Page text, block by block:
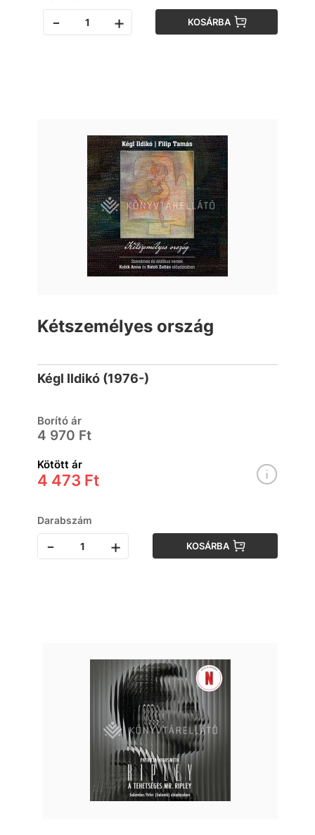
- + KOSÁRBA
Kétszemélyes ország
Kégl Ildikó (1976-)
Borító ár
4 970 Ft
Kötött ár
4 473 Ft
Darabszám
- + KOSÁRBA